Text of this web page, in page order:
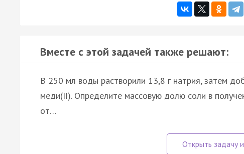
Вместе с этой задачей также решают:
В 250 мл воды растворили 13,8 г натрия, затем
меди(II). Определите массовую долю соли в
от…